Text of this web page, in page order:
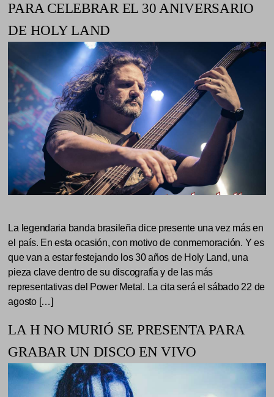
PARA CELEBRAR EL 30 ANIVERSARIO
DE HOLY LAND
La legendaria banda brasileña dice presente una vez más en
el país. En esta ocasión, con motivo de conmemoración. Y es
que van a estar festejando los 30 años de Holy Land, una
pieza clave dentro de su discografía y de las más
representativas del Power Metal. La cita será el sábado 22 de
agosto […]
LA H NO MURIÓ SE PRESENTA PARA
GRABAR UN DISCO EN VIVO